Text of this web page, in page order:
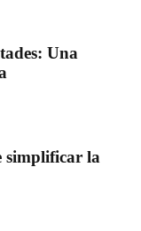
Una
simplificar la